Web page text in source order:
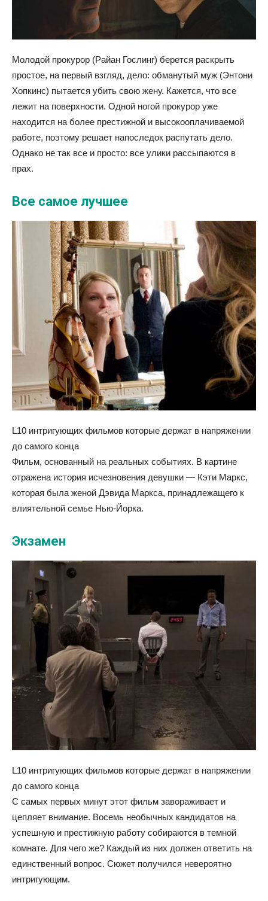
Молодой прокурор (Райан Гослинг) берется раскрыть
простое, на первый взгляд, дело: обманутый муж (Энтони
Хопкинс) пытается убить свою жену. Кажется, что все
лежит на поверхности. Одной ногой прокурор уже
находится на более престижной и высокооплачиваемой
работе, поэтому решает напоследок распутать дело.
Однако не так все и просто: все улики рассыпаются в
прах.
Все самое лучшее
L10 интригующих фильмов которые держат в напряжении
до самого конца
Фильм, основанный на реальных событиях. В картине
отражена история исчезновения девушки — Кэти Маркс,
которая была женой Дэвида Маркса, принадлежащего к
влиятельной семье Нью-Йорка.
Экзамен
L10 интригующих фильмов которые держат в напряжении
до самого конца
С самых первых минут этот фильм завораживает и
цепляет внимание. Восемь необычных кандидатов на
успешную и престижную работу собираются в темной
комнате. Для чего же? Каждый из них должен ответить на
единственный вопрос. Сюжет получился невероятно
интригующим.